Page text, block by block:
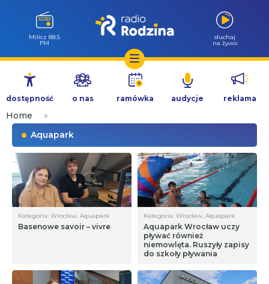
Przejdź
treści
Milicz 88.5
FM
słuchaj
na żywo
dostępność o nas ramówka audycje reklama
Home
»
Aquapark
Kategoria: Wrocław, Aquapark
Basenowe savoir – vivre
Kategoria: Wrocław, Aquapark
Aquapark Wrocław uczy
pływać również
niemowlęta. Ruszyły zapisy
do szkoły pływania